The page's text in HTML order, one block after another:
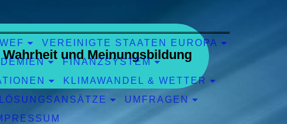
und Meinungsbildung
VEREINIGTE STAATEN EUROPA
FINANZSYSTEM
KLIMAWANDEL & WETTER
LÖSUNGSANSÄTZE
UMFRAGEN